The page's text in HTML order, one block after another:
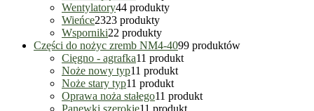
Wentylatory44 produkty
Wieńce2323 produkty
Wsporniki22 produkty
Części do nożyc zremb NM4-4099 produktów
Cięgno - agrafka11 produkt
Noże nowy typ11 produkt
Noże stary typ11 produkt
Oprawa noża stałego11 produkt
Panewki szerokie11 produkt